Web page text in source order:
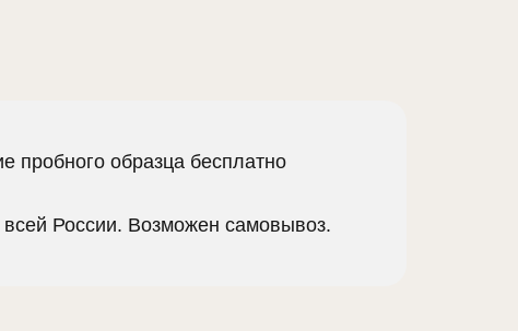
пробного образца бесплатно
всей России. Возможен самовывоз.